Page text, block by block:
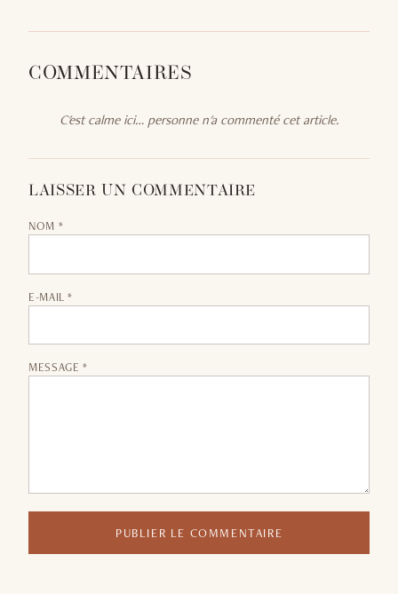
COMMENTAIRES
C'est calme ici… personne n'a commenté cet article.
LAISSER UN COMMENTAIRE
NOM *
E-MAIL *
MESSAGE *
PUBLIER LE COMMENTAIRE